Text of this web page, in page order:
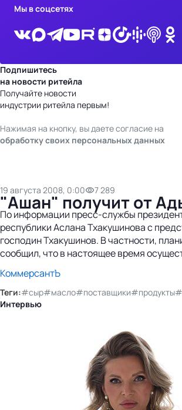
Мы в соцсетях
Подпишитесь
на новости ритейла
Получайте новости
индустрии ритейла первым!
Нажимая на кнопку, вы даете согласие на
обработку своих персональных данных
19 августа 2008, 0:00 7 289
"Ашан" получит от
По информации пресс-службы
республики Аслана Тхакушинова с
господин Тхакушинов. В частности,
сообщил, что в настоящее время
КоммерсантЪ
Теги:#сыр#масло#поставщики#продукты
Интервью